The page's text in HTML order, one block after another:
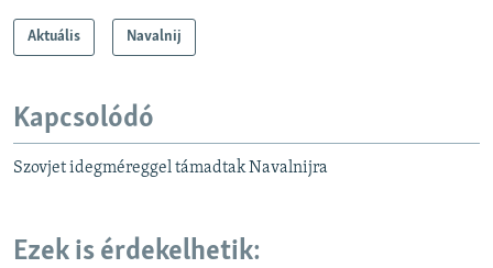
Aktuális Navalnij
Kapcsolódó
Szovjet idegméreggel támadtak Navalnijra
Ezek is érdekelhetik: